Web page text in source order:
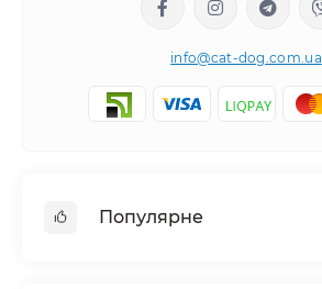
info@cat-dog.com.ua
Популярне